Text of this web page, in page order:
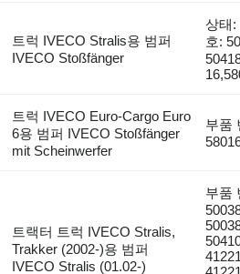
트럭 IVECO Stralis용 범퍼
IVECO Stoßfänger
상태:
호:
트럭 IVECO Euro-Cargo Euro
6용 범퍼 IVECO Stoßfänger
mit Scheinwerfer
부품
트랙터 트럭 IVECO Stralis,
Trakker (2002-)용 범퍼
IVECO Stralis (01.02-)
부품